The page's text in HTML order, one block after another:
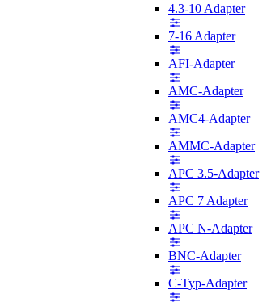
4.3-10 Adapter
7-16 Adapter
AFI-Adapter
AMC-Adapter
AMC4-Adapter
AMMC-Adapter
APC 3.5-Adapter
APC 7 Adapter
APC N-Adapter
BNC-Adapter
C-Typ-Adapter